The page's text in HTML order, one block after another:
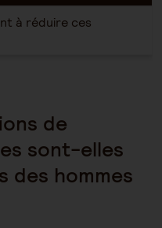
à réduire ces
de
sont-elles
des hommes